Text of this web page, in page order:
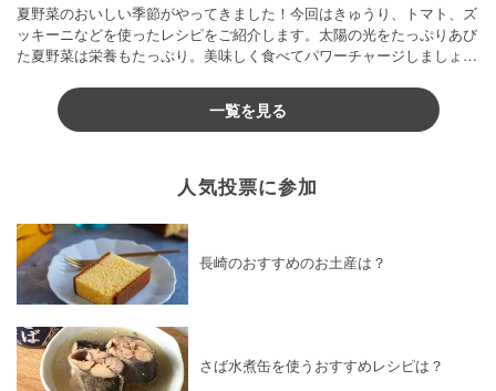
夏野菜のおいしい季節がやってきました！今回はきゅうり、トマト、ズ
ッキーニなどを使ったレシピをご紹介します。太陽の光をたっぷりあび
た夏野菜は栄養もたっぷり。美味しく食べてパワーチャージしましょう
一覧を見る
人気投票に参加
長崎のおすすめのお土産は？
さば水煮缶を使うおすすめレシピは？